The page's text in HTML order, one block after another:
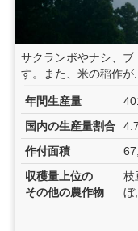
サクランボやナシ、
す。また、米の稲作が...
年間生産量
国内の生産量割合
作付面積
収穫量上位の
その他の農作物
枝
ぼ